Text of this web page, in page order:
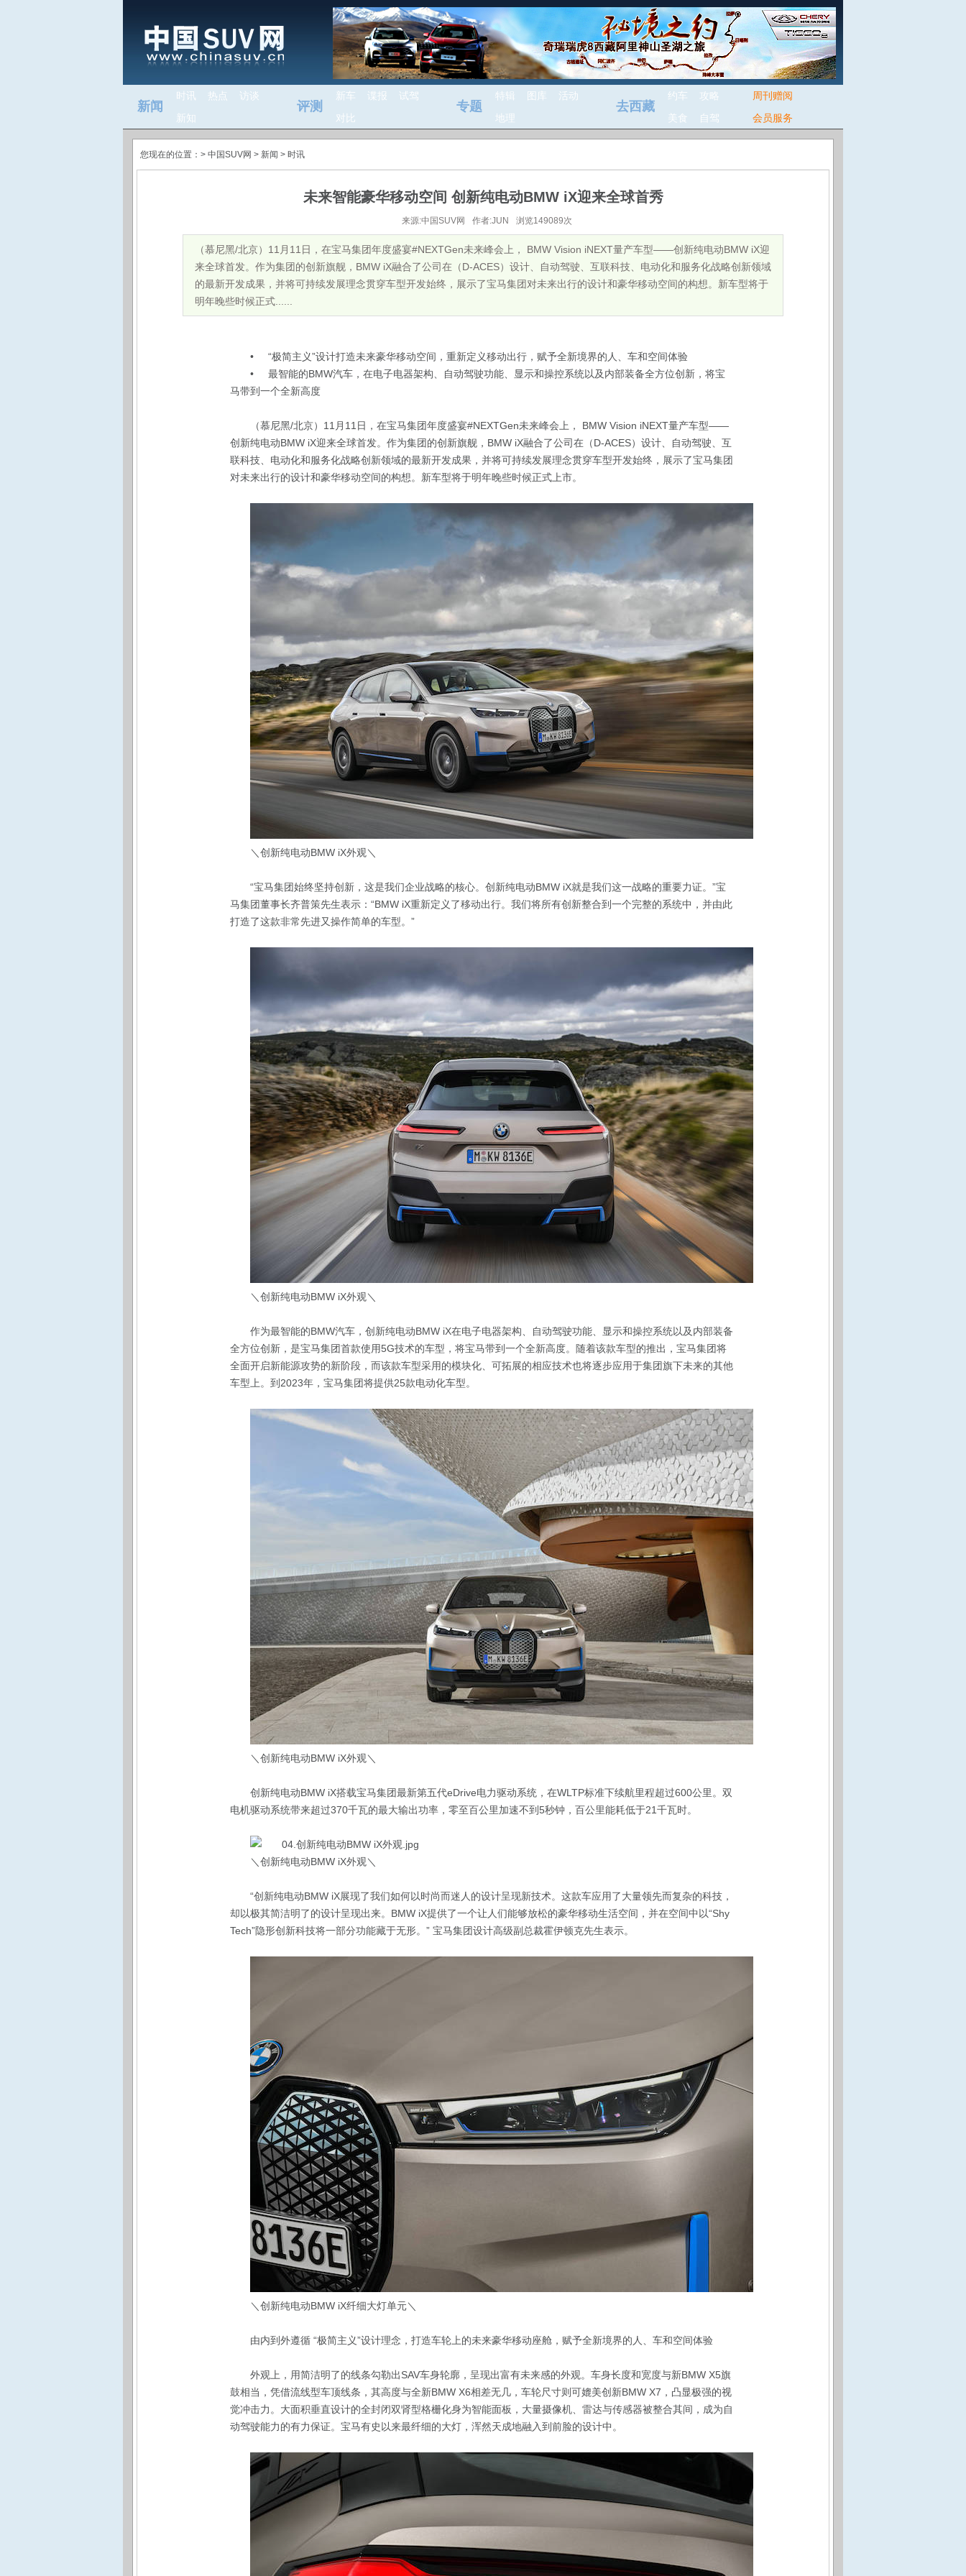
新闻
时讯 热点
访谈
新知
评测
新车 谍报
试驾
对比
专题
特辑 图库
活动
地理
去西藏
约车
攻略
美食
自驾
周刊赠阅
会员服务
您现在的位置：> 中国SUV网 > 新闻 > 时讯
未来智能豪华移动空间 创新纯电动BMW iX迎来全球首秀
来源:中国SUV网 作者:JUN 浏览149089次
（慕尼黑/北京）11月11日，在宝马集团年度盛宴#NEXTGen未来峰会上， BMW Vision iNEXT量产车型——创新纯电动BMW iX迎
来全球首发。作为集团的创新旗舰，BMW iX融合了公司在（D-ACES）设计、自动驾驶、互联科技、电动化和服务化战略创新领域
的最新开发成果，并将可持续发展理念贯穿车型开发始终，展示了宝马集团对未来出行的设计和豪华移动空间的构想。新车型将于
明年晚些时候正式......
• “极简主义”设计打造未来豪华移动空间，重新定义移动出行，赋予全新境界的人、车和空间体验
• 最智能的BMW汽车，在电子电器架构、自动驾驶功能、显示和操控系统以及内部装备全方位创新，将宝
马带到一个全新高度
（慕尼黑/北京）11月11日，在宝马集团年度盛宴#NEXTGen未来峰会上， BMW Vision iNEXT量产车型——
创新纯电动BMW iX迎来全球首发。作为集团的创新旗舰，BMW iX融合了公司在（D-ACES）设计、自动驾驶、互
联科技、电动化和服务化战略创新领域的最新开发成果，并将可持续发展理念贯穿车型开发始终，展示了宝马集团
对未来出行的设计和豪华移动空间的构想。新车型将于明年晚些时候正式上市。
＼创新纯电动BMW iX外观＼
“宝马集团始终坚持创新，这是我们企业战略的核心。创新纯电动BMW iX就是我们这一战略的重要力证。”宝
马集团董事长齐普策先生表示：“BMW iX重新定义了移动出行。我们将所有创新整合到一个完整的系统中，并由此
打造了这款非常先进又操作简单的车型。”
＼创新纯电动BMW iX外观＼
作为最智能的BMW汽车，创新纯电动BMW iX在电子电器架构、自动驾驶功能、显示和操控系统以及内部装备
全方位创新，是宝马集团首款使用5G技术的车型，将宝马带到一个全新高度。随着该款车型的推出，宝马集团将
全面开启新能源攻势的新阶段，而该款车型采用的模块化、可拓展的相应技术也将逐步应用于集团旗下未来的其他
车型上。到2023年，宝马集团将提供25款电动化车型。
＼创新纯电动BMW iX外观＼
创新纯电动BMW iX搭载宝马集团最新第五代eDrive电力驱动系统，在WLTP标准下续航里程超过600公里。双
电机驱动系统带来超过370千瓦的最大输出功率，零至百公里加速不到5秒钟，百公里能耗低于21千瓦时。
＼创新纯电动BMW iX外观＼
“创新纯电动BMW iX展现了我们如何以时尚而迷人的设计呈现新技术。这款车应用了大量领先而复杂的科技，
却以极其简洁明了的设计呈现出来。BMW iX提供了一个让人们能够放松的豪华移动生活空间，并在空间中以“Shy
Tech”隐形创新科技将一部分功能藏于无形。” 宝马集团设计高级副总裁霍伊顿克先生表示。
＼创新纯电动BMW iX纤细大灯单元＼
由内到外遵循 “极简主义”设计理念，打造车轮上的未来豪华移动座舱，赋予全新境界的人、车和空间体验
外观上，用简洁明了的线条勾勒出SAV车身轮廓，呈现出富有未来感的外观。车身长度和宽度与新BMW X5旗
鼓相当，凭借流线型车顶线条，其高度与全新BMW X6相差无几，车轮尺寸则可媲美创新BMW X7，凸显极强的视
觉冲击力。大面积垂直设计的全封闭双肾型格栅化身为智能面板，大量摄像机、雷达与传感器被整合其间，成为自
动驾驶能力的有力保证。宝马有史以来最纤细的大灯，浑然天成地融入到前脸的设计中。